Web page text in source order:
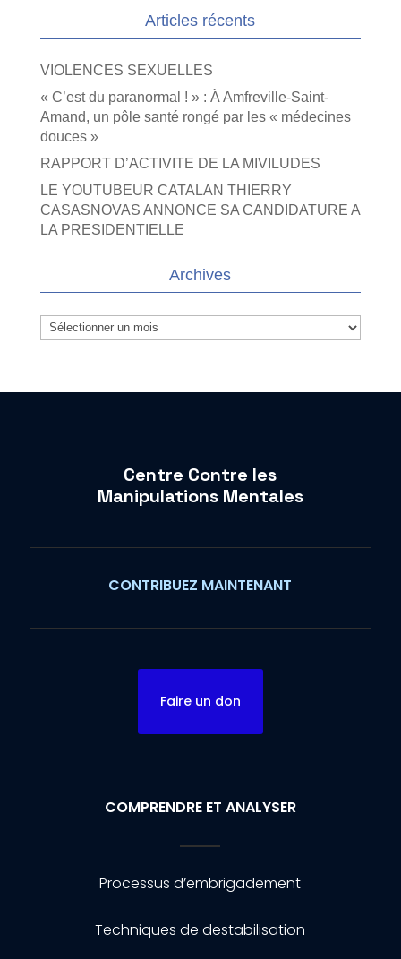
Articles récents
VIOLENCES SEXUELLES
« C’est du paranormal ! » : À Amfreville-Saint-
Amand, un pôle santé rongé par les « médecines
douces »
RAPPORT D’ACTIVITE DE LA MIVILUDES
LE YOUTUBEUR CATALAN THIERRY
CASASNOVAS ANNONCE SA CANDIDATURE A
LA PRESIDENTIELLE
Archives
Archives
Centre Contre les
Manipulations Mentales
CONTRIBUEZ MAINTENANT
Faire un don
COMPRENDRE ET ANALYSER
Processus d’embrigadement
Techniques de destabilisation